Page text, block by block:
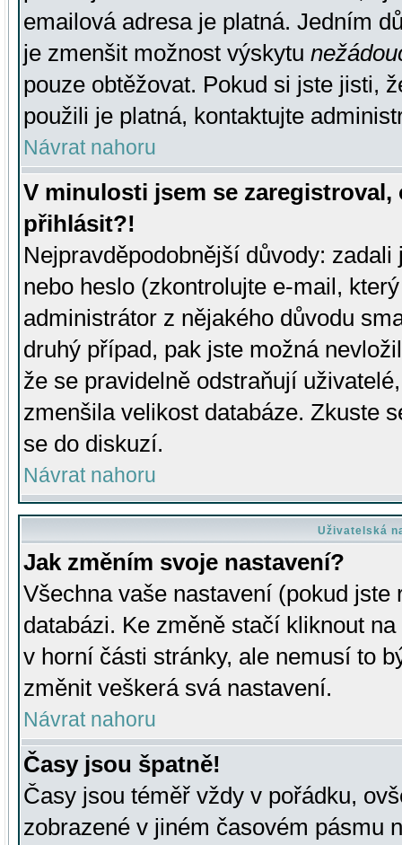
emailová adresa je platná. Jedním
je zmenšit možnost výskytu
pouze obtěžovat. Pokud si jste jisti,
použili je platná, kontaktujte
Návrat nahoru
V minulosti jsem se
přihlásit?!
Nejpravděpodobnější důvody:
nebo heslo (zkontrolujte e-mail,
administrátor z nějakého důvodu
druhý případ, pak jste možná
že se pravidelně odstraňují
zmenšila velikost databáze. Zkuste
se do diskuzí.
Návrat nahoru
Uživatelská
Jak změním svoje nastavení?
Všechna vaše nastavení (pokud
databázi. Ke změně stačí kliknout
v horní části stránky, ale nemusí to
změnit veškerá svá nastavení.
Návrat nahoru
Časy jsou špatně!
Časy jsou téměř vždy v pořádku,
zobrazené v jiném časovém pásmu